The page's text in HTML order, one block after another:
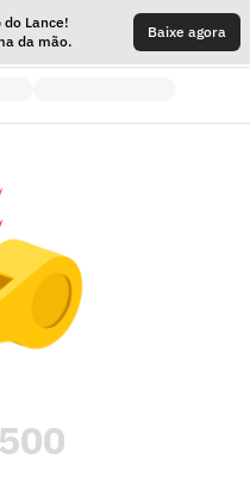
do Lance!
da mão.
Baixe agora
500